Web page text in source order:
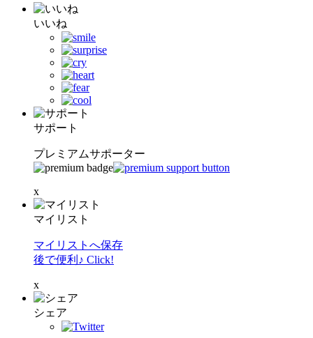
いいね
サポート
プレミアムサポーター
x
マイリスト
マイリストへ保存
後で便利♪ Click!
x
シェア